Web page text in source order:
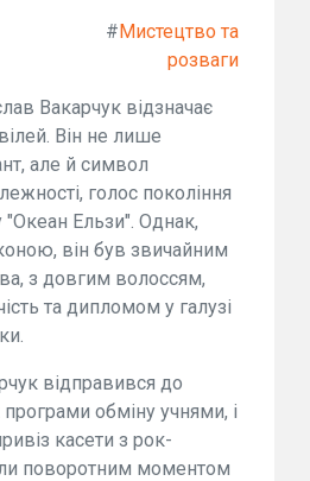
#Мистецтво та
розваги
Вакарчук відзначає
Він не лише
але й символ
голос покоління
"Океан Ельзи". Однак,
він був звичайним
з довгим волоссям,
та дипломом у галузі
відправився до
обміну учнями, і
касети з рок-
поворотним моментом